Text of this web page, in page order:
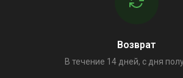
Возврат
В течение 14 дней, с дня